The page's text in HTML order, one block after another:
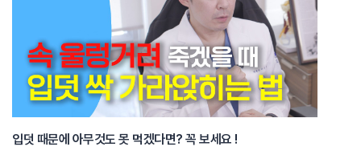
입덧 때문에 아무것도 못 먹겠다면? 꼭 보세요 !